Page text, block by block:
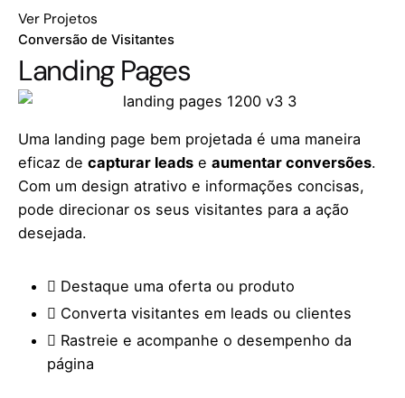
Ver Projetos
Conversão de Visitantes
Landing Pages
Uma landing page bem projetada é uma maneira
eficaz de capturar leads e aumentar conversões.
Com um design atrativo e informações concisas,
pode direcionar os seus visitantes para a ação
desejada.
Destaque uma oferta ou produto
Converta visitantes em leads ou clientes
Rastreie e acompanhe o desempenho da
página